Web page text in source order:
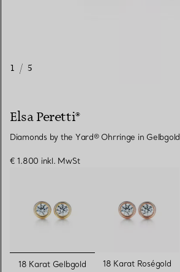
1 / 5
Elsa Peretti®
Diamonds by the Yard® Ohrringe in Gelbgold
€ 1.800 inkl. MwSt
ausgewählt
18 Karat Gelbgold 18 Karat Roségold